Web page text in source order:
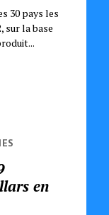
30 pays les
sur la base
en